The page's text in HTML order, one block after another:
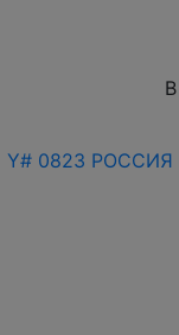
Y# 0823 РОССИЯ